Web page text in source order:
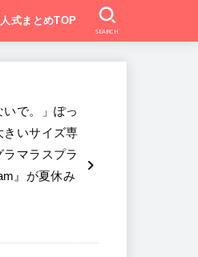
式まとめTOP
SEARCH
いで。」ぽっ
きいサイズ専
ラマラスプラ
』が夏休み